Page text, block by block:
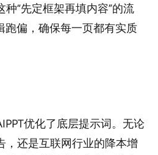
“先定框架再填内容”的流
跑偏，确保每一页都有实质
优化了底层提示词。无论
，还是互联网行业的降本增